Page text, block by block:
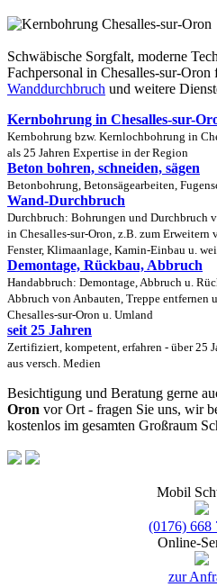
Schwäbische Sorgfalt, moderne
Fachpersonal in Chesalles-sur-Oron
Wanddurchbruch und weitere
Kernbohrung in Chesalles-sur-
Kernbohrung bzw. Kernlochbohrung in
als 25 Jahren Expertise in der Region
Beton bohren, schneiden, sägen
Betonbohrung, Betonsägearbeiten,
Wand-Durchbruch
Durchbruch: Bohrungen und Durchbruch
in Chesalles-sur-Oron, z.B. zum Erweitern
Fenster, Klimaanlage, Kamin-Einbau u.
Demontage, Rückbau, Abbruch
Handabbruch: Demontage, Abbruch u.
Abbruch von Anbauten, Treppe entfernen
Chesalles-sur-Oron u. Umland
seit 25 Jahren
Zertifiziert, kompetent, erfahren - über 25
aus versch. Medien
Besichtigung und Beratung gerne
Oron vor Ort - fragen Sie uns, wir
kostenlos im gesamten Großraum
Mobil
(0176) 668
Online-
zur